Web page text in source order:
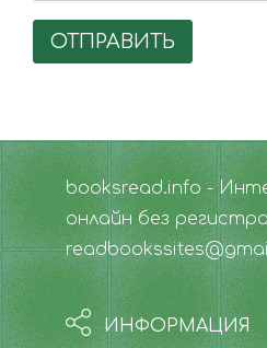
ОТПРАВИТЬ
booksread.info -
онлайн без
ИНФОРМАЦИЯ